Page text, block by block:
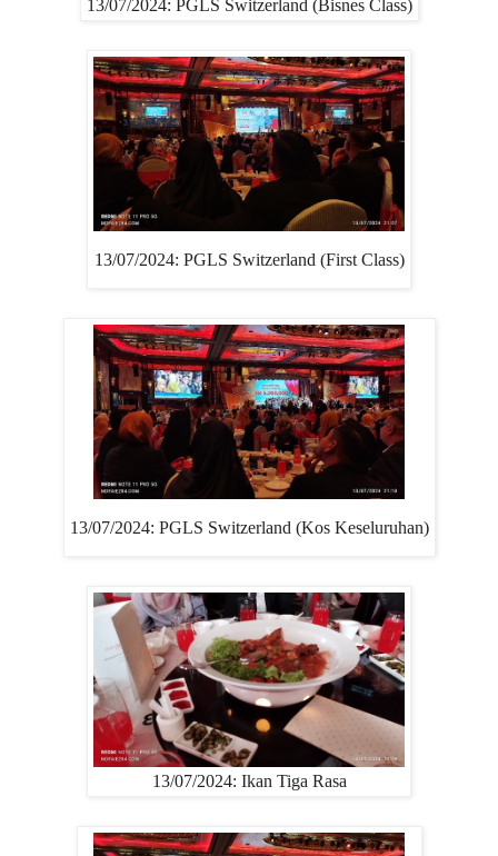
13/07/2024: PGLS Switzerland (Bisnes Class)
13/07/2024: PGLS Switzerland (First Class)
13/07/2024: PGLS Switzerland (Kos Keseluruhan)
13/07/2024: Ikan Tiga Rasa